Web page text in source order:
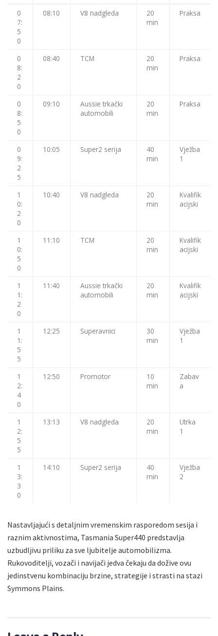
0
7:
5
0
08:10 V8 nadgleda
20
min
Praksa
0
8:
2
0
08:40 TCM
20
min
Praksa
0
8:
5
0
09:10
Aussie trkački
automobili
20
min
Praksa
0
9:
2
5
10:05 Super2 serija
40
min
Vježba
1
1
0:
2
0
10:40 V8 nadgleda
20
min
Kvalifik
acijski
1
0:
5
0
11:10 TCM
20
min
Kvalifik
acijski
1
1:
2
0
11:40
Aussie trkački
automobili
20
min
Kvalifik
acijski
1
1:
5
5
12:25 Superavnici
30
min
Vježba
1
1
2:
4
0
12:50 Promotor
10
min
Zabav
a
1
2:
5
5
13:13 V8 nadgleda
20
min
Utrka
1
1
3:
3
0
14:10 Super2 serija
40
min
Vježba
2
Nastavljajući s detaljnim vremenskim rasporedom sesija i
raznim aktivnostima, Tasmania Super440 predstavlja
uzbudljivu priliku za sve ljubitelje automobilizma.
Rukovoditelji, vozači i navijači jedva čekaju da dožive ovu
jedinstvenu kombinaciju brzine, strategije i strasti na stazi
Symmons Plains.